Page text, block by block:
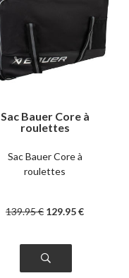
Sac Bauer Core à
roulettes
Sac Bauer Core à
roulettes
139.95€ 129.95€